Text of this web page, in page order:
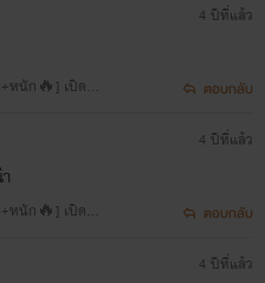
หนัก🔥] เปิดซิ
4 ปีที่แล้ว
ตอบกลับ
หนัก🔥] เปิดซิ
4 ปีที่แล้ว
ตอบกลับ
4 ปีที่แล้ว